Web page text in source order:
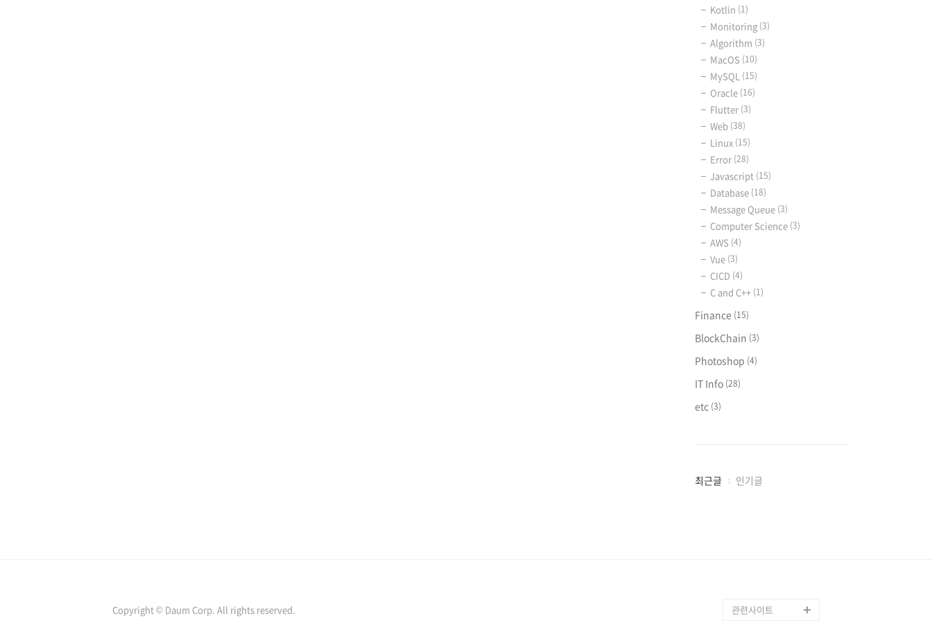
Kotlin (1)
Monitoring (3)
Algorithm (3)
MacOS (10)
MySQL (15)
Oracle (16)
Flutter (3)
Web (38)
Linux (15)
Error (28)
Javascript (15)
Database (18)
Message Queue (3)
Computer Science (3)
AWS (4)
Vue (3)
CICD (4)
C and C++ (1)
Finance (15)
BlockChain (3)
Photoshop (4)
IT Info (28)
etc (3)
최
최근글 인기글
Copyright © Daum Corp. All rights reserved. 관련사이트